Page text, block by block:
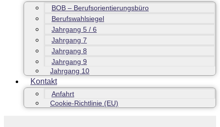
BOB – Berufsorientierungsbüro
Berufswahlsiegel
Jahrgang 5 / 6
Jahrgang 7
Jahrgang 8
Jahrgang 9
Jahrgang 10
Kontakt
Anfahrt
Cookie-Richtlinie (EU)